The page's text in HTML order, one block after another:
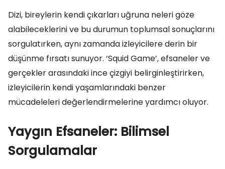
Dizi, bireylerin kendi çıkarları uğruna neleri göze
alabileceklerini ve bu durumun toplumsal sonuçlarını
sorgulatırken, aynı zamanda izleyicilere derin bir
düşünme fırsatı sunuyor. ‘Squid Game’, efsaneler ve
gerçekler arasındaki ince çizgiyi belirginleştirirken,
izleyicilerin kendi yaşamlarındaki benzer
mücadeleleri değerlendirmelerine yardımcı oluyor.
Yaygın Efsaneler: Bilimsel
Sorgulamalar